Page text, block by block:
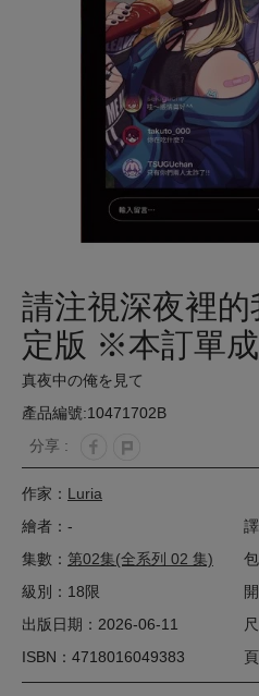
請注視深夜裡
定版 ※本訂單
真夜中の俺を見て
產品編號:10471702B
分享 :
作家： Luria
繪者：-
集數： 第02集(全系列 02 集)
級別：18限
出版日期：2026-06-11
ISBN：4718016049383